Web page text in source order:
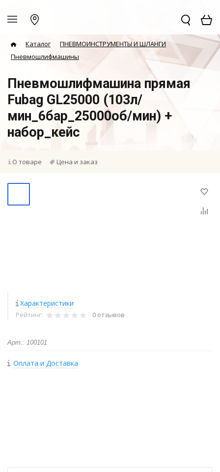
Каталог
ПНЕВМОИНСТРУМЕНТЫ И ШЛАНГИ
Пневмошлифмашины
Пневмошлифмашина прямая
Fubag GL25000 (103л/
мин_6бар_25000об/мин) +
набор_кейс
О товаре Цена и заказ
Характеристики
Рейтинг: 0 отзывов
Арт.: 100101
Оплата и Доставка